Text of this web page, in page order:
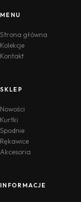
MENU
Strona główna
Kolekcje
Kontakt
SKLEP
Nowości
Kurtki
Spodnie
Rękawice
Akcesoria
INFORMACJE